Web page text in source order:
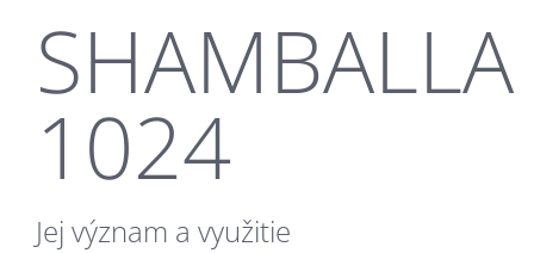
SHAMBALLA
1024
Jej význam a využitie